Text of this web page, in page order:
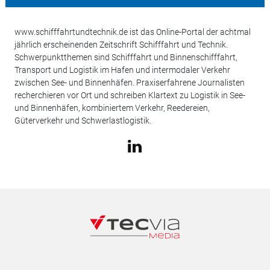
www.schifffahrtundtechnik.de ist das Online-Portal der achtmal
jährlich erscheinenden Zeitschrift Schifffahrt und Technik.
Schwerpunktthemen sind Schifffahrt und Binnenschifffahrt,
Transport und Logistik im Hafen und intermodaler Verkehr
zwischen See- und Binnenhäfen. Praxiserfahrene Journalisten
recherchieren vor Ort und schreiben Klartext zu Logistik in See-
und Binnenhäfen, kombiniertem Verkehr, Reedereien,
Güterverkehr und Schwerlastlogistik.